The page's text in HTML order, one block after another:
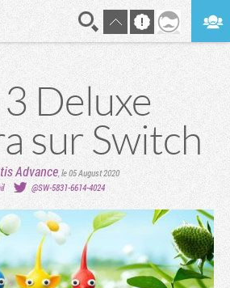
Deluxe
sur Switch
Advance,le 05 August 2020
@SW-5831-6614-4024